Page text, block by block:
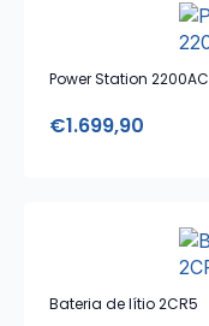
Power Station 2200AC
€1.699,90
Bateria de lítio 2CR5